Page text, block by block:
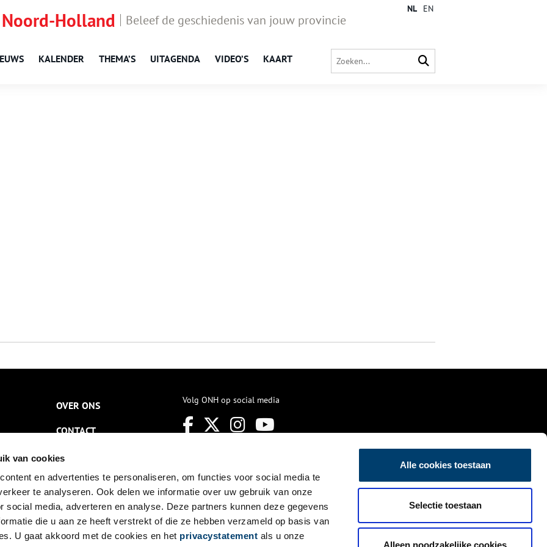
van cookies
en advertenties te personaliseren, om functies voor social media te
te analyseren. Ook delen we informatie over uw gebruik van onze
social media, adverteren en analyse. Deze partners kunnen deze gegevens
die u aan ze heeft verstrekt of die ze hebben verzameld op basis van
U gaat akkoord met de cookies en het privacystatement als u onze
Alle cookies toestaan
Selectie toestaan
Alleen noodzakelijke cookies
Holland Beleef de geschiedenis van jouw provincie
KALENDER THEMA’S UITAGENDA VIDEO’S KAART
NL EN
OVER ONS
CONTACT
NIEUWSBRIEF
DISCLAIMER
PRIVACY
TOEGANKELIJKHEID
Volg ONH op social media